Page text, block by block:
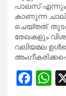
പാലസ്
കാണുന്ന
ചെയ്തത്.
രേഖകളും
വലിയമല
F
W